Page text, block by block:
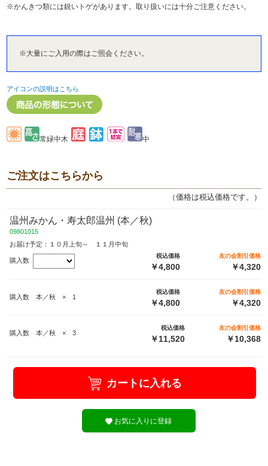
※かんきつ類には鋭いトゲがあります。取り扱いには十分ご注意ください。
※大量にご入用の際はご照会ください。
アイコンの説明はこちら
常緑中木 中
ご注文はこちらから
（価格は税込価格です。）
温州みかん・寿太郎温州 (本／秋)
09801015
お届け予定：１０月上旬～ １１月中旬
購入数
税込価格
￥4,800
友の会割引価格
￥4,320
購入数 本／秋 × 1
税込価格
￥4,800
友の会割引価格
￥4,320
購入数 本／秋 × 3
税込価格
￥11,520
友の会割引価格
￥10,368
カートに入れる
お気に入りに登録